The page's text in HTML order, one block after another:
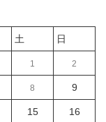
土 日
1 2
8 9
15 16